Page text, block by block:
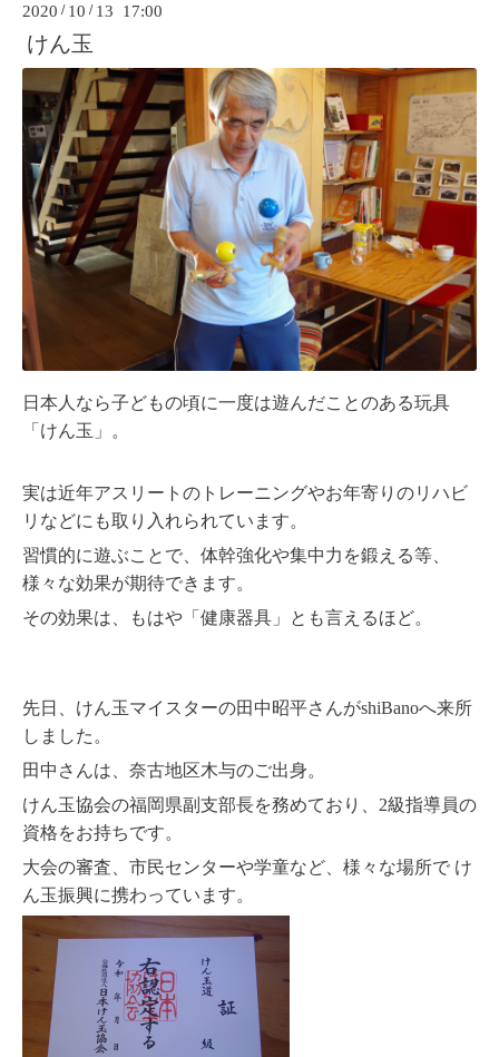
2020 / 10 / 13 17:00
けん玉
日本人なら子どもの頃に一度は遊んだことのある玩具
「けん玉」。
実は近年アスリートのトレーニングやお年寄りのリハビ
リなどにも取り入れられています。
習慣的に遊ぶことで、体幹強化や集中力を鍛える等、
様々な効果が期待できます。
その効果は、もはや「健康器具」とも言えるほど。
先日、けん玉マイスターの田中昭平さんがshiBanoへ来所
しました。
田中さんは、奈古地区木与のご出身。
けん玉協会の福岡県副支部長を務めており、2級指導員の
資格をお持ちです。
大会の審査、市民センターや学童など、様々な場所で け
ん玉振興に携わっています。